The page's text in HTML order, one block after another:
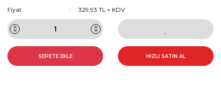
Fiyat
329,93 TL + KDV
SEPETE EKLE HIZLI SATIN AL